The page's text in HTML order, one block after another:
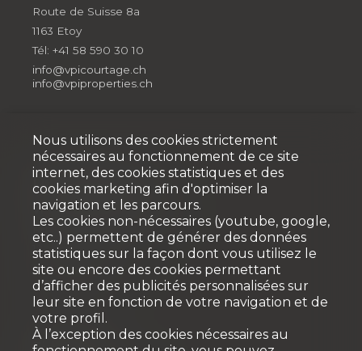
Route de Suisse 8a
1163 Etoy
Tél: +41 58 590 30 10
info@vpicourtage.ch
info@vpiproperties.ch
Développement
VPI DÉVELOPPEMENT SA
Rue Pedro-Meylan 5
1208 Genève
Tél: + 41 58 590 30 90
info@vpidev.ch
Fiduciaire
Nous utilisons des cookies strictement
nécessaires au fonctionnement de ce site
internet, des cookies statistiques et des
cookies marketing afin d'optimiser la
navigation et les parcours.
Les cookies non-nécessaires (youtube, google,
etc..) permettent de générer des données
statistiques sur la façon dont vous utilisez le
site ou encore des cookies permettant
d’afficher des publicités personnalisées sur
leur site en fonction de votre navigation et de
votre profil.
À l’exception des cookies nécessaires au